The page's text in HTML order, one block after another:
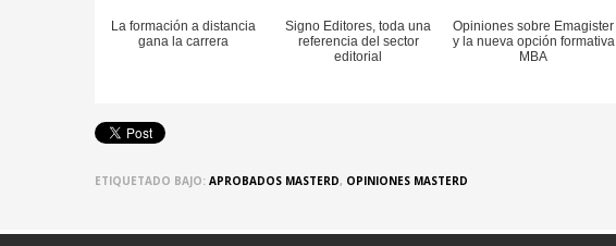
La formación a distancia
gana la carrera
Signo Editores, toda una
referencia del sector
editorial
Opiniones sobre Emagister
y la nueva opción formativa
MBA
ETIQUETADO BAJO: APROBADOS MASTERD, OPINIONES MASTERD